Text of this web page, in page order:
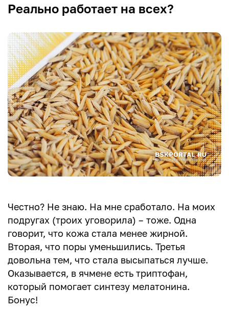
Реально работает на всех?
Честно? Не знаю. На мне сработало. На моих
подругах (троих уговорила) – тоже. Одна
говорит, что кожа стала менее жирной.
Вторая, что поры уменьшились. Третья
довольна тем, что стала высыпаться лучше.
Оказывается, в ячмене есть триптофан,
который помогает синтезу мелатонина.
Бонус!